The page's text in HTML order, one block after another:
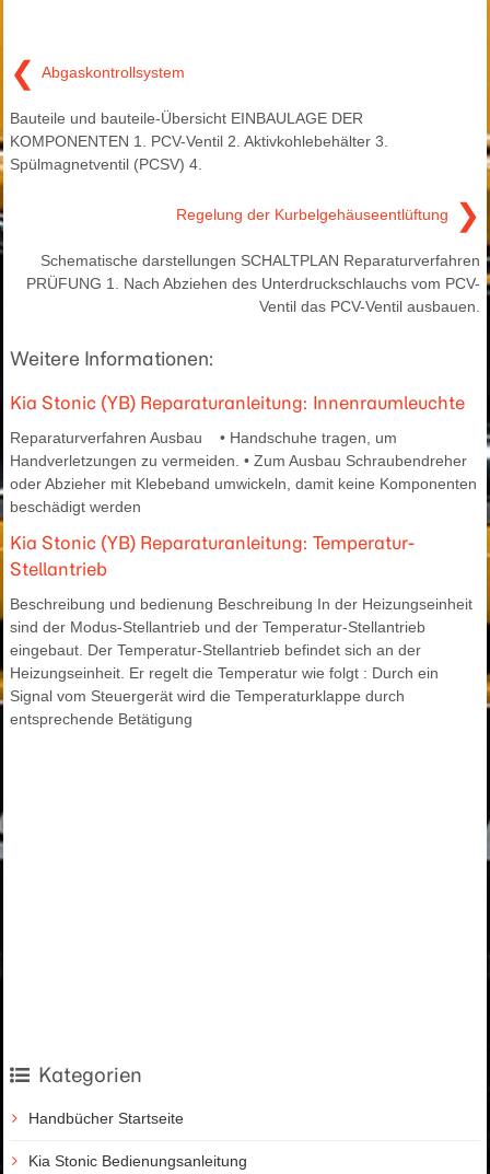
❮ Abgaskontrollsystem
Bauteile und bauteile-Übersicht EINBAULAGE DER
KOMPONENTEN 1. PCV-Ventil 2. Aktivkohlebehälter 3.
Spülmagnetventil (PCSV) 4.
Regelung der Kurbelgehäuseentlüftung ❯
Schematische darstellungen SCHALTPLAN Reparaturverfahren
PRÜFUNG 1. Nach Abziehen des Unterdruckschlauchs vom PCV-
Ventil das PCV-Ventil ausbauen.
Weitere Informationen:
Kia Stonic (YB) Reparaturanleitung: Innenraumleuchte
Reparaturverfahren Ausbau • Handschuhe tragen, um
Handverletzungen zu vermeiden. • Zum Ausbau Schraubendreher
oder Abzieher mit Klebeband umwickeln, damit keine Komponenten
beschädigt werden
Kia Stonic (YB) Reparaturanleitung: Temperatur-
Stellantrieb
Beschreibung und bedienung Beschreibung In der Heizungseinheit
sind der Modus-Stellantrieb und der Temperatur-Stellantrieb
eingebaut. Der Temperatur-Stellantrieb befindet sich an der
Heizungseinheit. Er regelt die Temperatur wie folgt : Durch ein
Signal vom Steuergerät wird die Temperaturklappe durch
entsprechende Betätigung
Kategorien
Handbücher Startseite
Kia Stonic Bedienungsanleitung